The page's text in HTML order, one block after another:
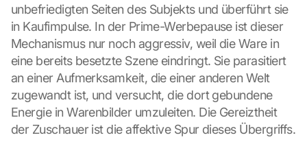
unbefriedigten Seiten des Subjekts und überführt sie
in Kaufimpulse. In der Prime-Werbepause ist dieser
Mechanismus nur noch aggressiv, weil die Ware in
eine bereits besetzte Szene eindringt. Sie parasitiert
an einer Aufmerksamkeit, die einer anderen Welt
zugewandt ist, und versucht, die dort gebundene
Energie in Warenbilder umzuleiten. Die Gereiztheit
der Zuschauer ist die affektive Spur dieses Übergriffs.